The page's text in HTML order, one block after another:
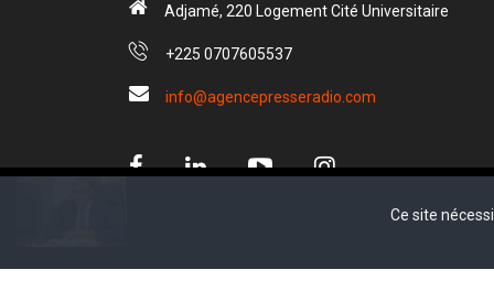
Ce site
Adjamé, 220 Logement Cité Universitaire
+225 0707605537
info@agencepresseradio.com
Ce site